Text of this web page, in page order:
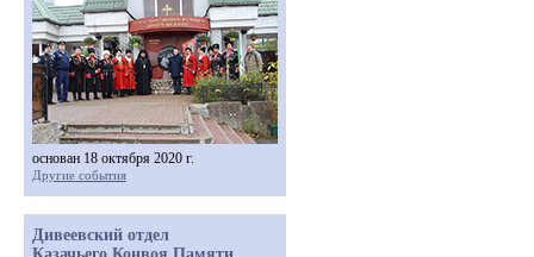
основан 18 октября 2020 г.
Другие события
Дивеевский отдел